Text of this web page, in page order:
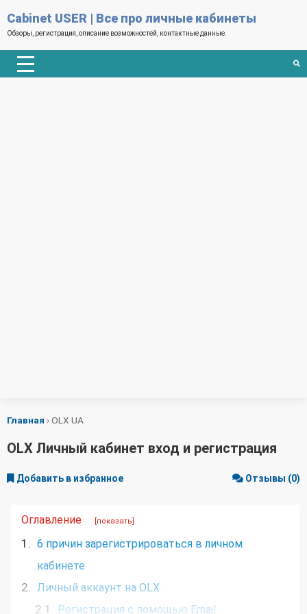
Cabinet USER | Все про личные кабинеты
Обзоры, регистрация, описание возможностей, контактные данные.
Главная ›OLX UA
OLX Личный кабинет вход и регистрация
Добавить в избранное Отзывы (0)
Оглавление [показать]
1. 6 причин зарегистрироваться в личном
кабинете
2. Личный аккаунт на OLX
2.1 Регистрация с помощью Email